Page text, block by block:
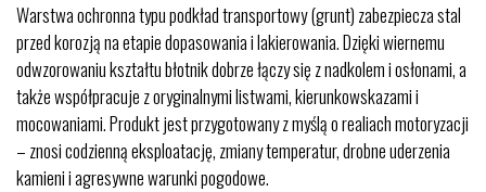
Warstwa ochronna typu podkład transportowy (grunt) zabezpiecza stal
przed korozją na etapie dopasowania i lakierowania. Dzięki wiernemu
odwzorowaniu kształtu błotnik dobrze łączy się z nadkolem i osłonami, a
także współpracuje z oryginalnymi listwami, kierunkowskazami i
mocowaniami. Produkt jest przygotowany z myślą o realiach motoryzacji
– znosi codzienną eksploatację, zmiany temperatur, drobne uderzenia
kamieni i agresywne warunki pogodowe.